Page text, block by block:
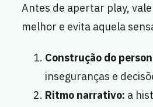
Antes de apertar play,
melhor e evita aquela
Construção do
inseguranças e
Ritmo narrativo: a